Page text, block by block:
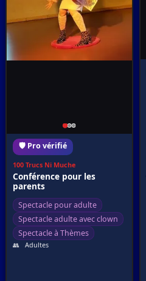
🛡️ Pro vérifié
100 Trucs Ni Muche
Conférence pour les
parents
Spectacle pour adulte
Spectacle adulte avec clown
Spectacle à Thèmes
👥 Adultes